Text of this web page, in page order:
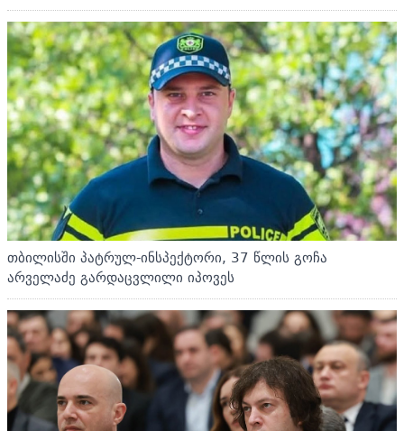
თბილისში პატრულ-ინსპექტორი, 37 წლის გოჩა
არველაძე გარდაცვლილი იპოვეს